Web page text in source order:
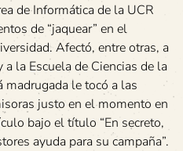
de Informática de la UCR
de “jaquear” en el
Afectó, entre otras, a
la Escuela de Ciencias de la
madrugada le tocó a las
justo en el momento en
bajo el título “En secreto,
ayuda para su campaña”.